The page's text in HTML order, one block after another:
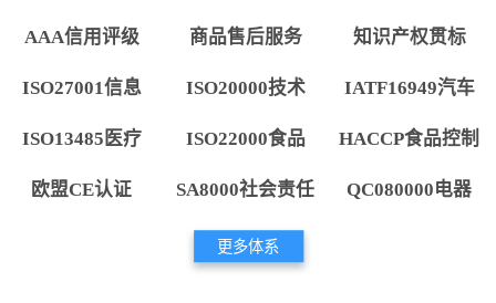
AAA信用评级 商品售后服务 知识产权贯标
ISO27001信息 ISO20000技术 IATF16949汽车
ISO13485医疗 ISO22000食品 HACCP食品控制
欧盟CE认证 SA8000社会责任 QC080000电器
更多体系